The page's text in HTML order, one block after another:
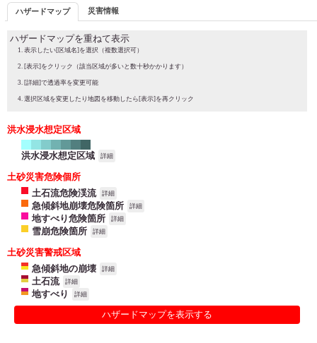
ハザードマップ 災害情報
ハザードマップを重ねて表示
表示したい[区域名]を選択（複数選択可）
[表示]をクリック（該当区域が多いと数十秒かかります）
[詳細]で透過率を変更可能
選択区域を変更したり地図を移動したら[表示]を再クリック
洪水浸水想定区域
洪水浸水想定区域 詳細
土砂災害危険個所
土石流危険渓流
詳細
急傾斜地崩壊危険箇所 詳細
地すべり危険箇所 詳細
雪崩危険箇所 詳細
土砂災害警戒区域
急傾斜地の崩壊
詳細
土石流 詳細
地すべり 詳細
ハザードマップを表示する